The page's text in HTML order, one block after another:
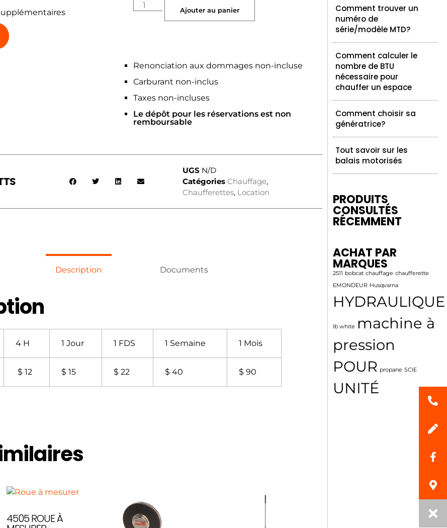
Ajouter au panier
Renonciation aux dommages non-incluse
Carburant non-inclus
Taxes non-incluses
Le dépôt pour les réservations est non
remboursable
UGS N/D
Catégories Chauffage,
Chaufferettes, Location
Description Documents
4 H 1 Jour 1 FDS 1 Semaine 1 Mois
$ 12 $ 15 $ 22 $ 40 $ 90
4505 ROUE À
Comment trouver un
numéro de
série/modèle MTD?
Comment calculer le
nombre de BTU
nécessaire pour
chauffer un espace
Comment choisir sa
génératrice?
Tout savoir sur les
balais motorisés
PRODUITS
CONSULTÉS
RÉCEMMENT
ACHAT PAR
MARQUES
2511 bobcat chauffage chaufferette
EMONDEUR Husqvarna
HYDRAULIQUE
lb white machine à
pression
POUR propane SCIE
UNITÉ